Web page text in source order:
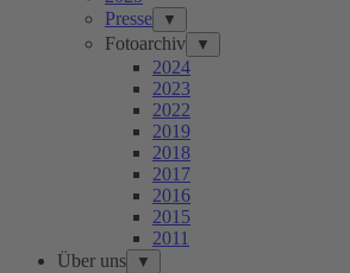
Presse
▼
Fotoarchiv ▼
2024
2023
2022
2019
2018
2017
2016
2015
2011
Über uns
▼